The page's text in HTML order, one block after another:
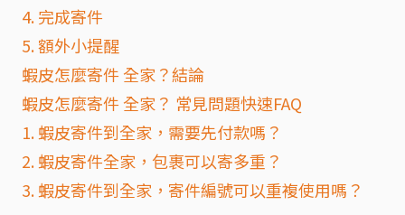
4. 完成寄件
5. 額外小提醒
蝦皮怎麼寄件 全家？結論
蝦皮怎麼寄件 全家？ 常見問題快速FAQ
1. 蝦皮寄件到全家，需要先付款嗎？
2. 蝦皮寄件全家，包裹可以寄多重？
3. 蝦皮寄件到全家，寄件編號可以重複使用嗎？